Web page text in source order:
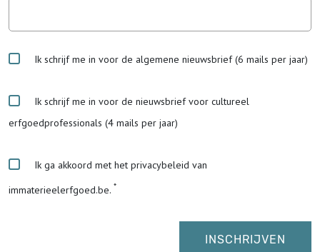
Ik schrijf me in voor de algemene nieuwsbrief (6 mails per jaar)
Ik schrijf me in voor de nieuwsbrief voor cultureel
erfgoedprofessionals (4 mails per jaar)
Ik ga akkoord met het privacybeleid van
immaterieelerfgoed.be.